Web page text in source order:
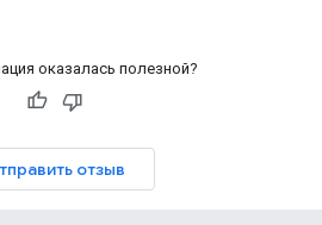
оказалась полезной?
отзыв